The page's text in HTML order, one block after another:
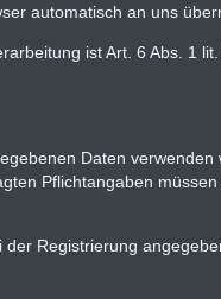
automatisch an uns
ist Art. 6 Abs. 1
Daten
Pflichtangaben
Registrierung